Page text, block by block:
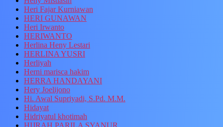
Heri Fajar Kurniawan
HERI GUNAWAN
Heri Irwanto
HERIWANTO
Herlina Heny Lestari
HERLINA YUSRI
Herliyah
Herni marisca hakim
HERRA HANDAYANI
Hery Joelijono
Hi. Awal Supriyadi, S.Pd. M.M.
Hidayat
Hidriyatul khotimah
HIJRAH PARILA SYANUR